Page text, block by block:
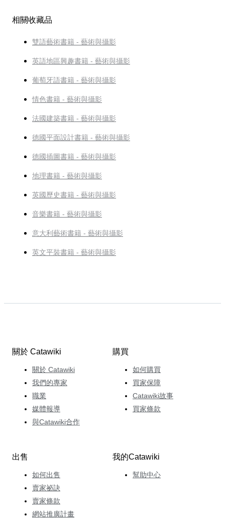
相關收藏品
雙語藝術書籍 - 藝術與攝影
英語地區興趣書籍 - 藝術與攝影
葡萄牙語書籍 - 藝術與攝影
情色書籍 - 藝術與攝影
法國建築書籍 - 藝術與攝影
德國平面設計書籍 - 藝術與攝影
德國插圖書籍 - 藝術與攝影
地理書籍 - 藝術與攝影
英國歷史書籍 - 藝術與攝影
音樂書籍 - 藝術與攝影
意大利藝術書籍 - 藝術與攝影
英文平裝書籍 - 藝術與攝影
關於 Catawiki
關於 Catawiki
我們的專家
職業
媒體報導
與Catawiki合作
購買
如何購買
買家保障
Catawiki故事
買家條款
出售
如何出售
賣家祕訣
賣家條款
網站推廣計畫
我的Catawiki
幫助中心